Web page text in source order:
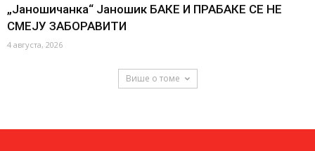
„Јаношичанка“ Јаношик БАКЕ И ПРАБАКЕ СЕ НЕ
СМЕЈУ ЗАБОРАВИТИ
4 августа, 2026
Више о томе